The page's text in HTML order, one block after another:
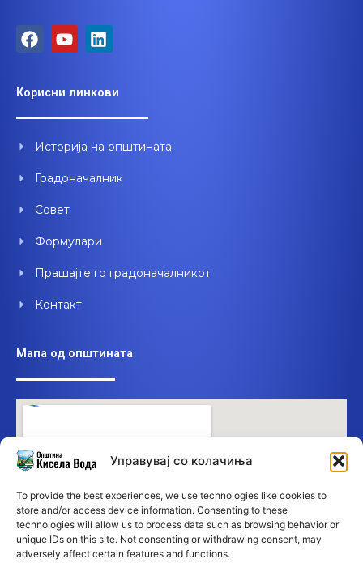
Управувај со колачиња
To provide the best experiences, we use technologies like cookies to
store and/or access device information. Consenting to these
technologies will allow us to process data such as browsing behavior or
unique IDs on this site. Not consenting or withdrawing consent, may
adversely affect certain features and functions.
F
a
b
o
k
Y
o
u
b
L
i
e
d
n
Корисни линкови
Историја на општината
Градоначалник
Совет
Формулари
Прашајте го градоначалникот
Контакт
Мапа од општината